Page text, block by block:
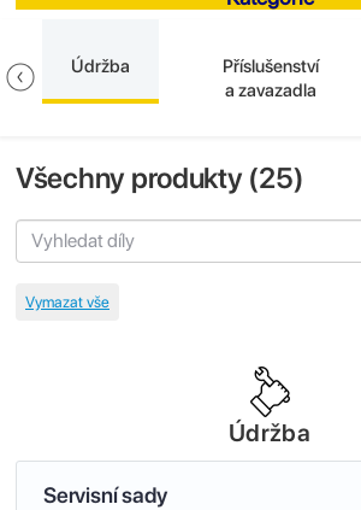
Údržba
Příslušenství
a zavazadla
Všechny produkty (25)
Údržba
Servisní sady